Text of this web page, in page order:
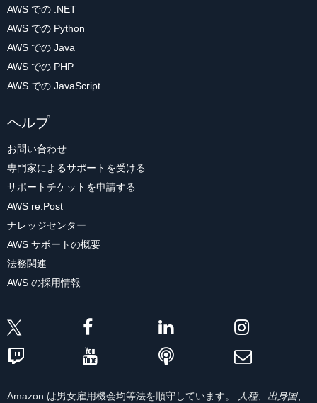
AWS での .NET
AWS での Python
AWS での Java
AWS での PHP
AWS での JavaScript
ヘルプ
お問い合わせ
専門家によるサポートを受ける
サポートチケットを申請する
AWS re:Post
ナレッジセンター
AWS サポートの概要
法務関連
AWS の採用情報
Amazon は男女雇用機会均等法を順守しています。 人種、出身国、